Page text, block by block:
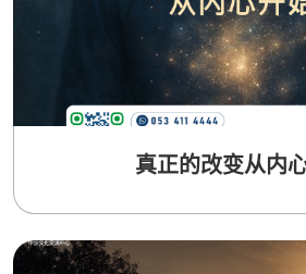
真正的改变从内